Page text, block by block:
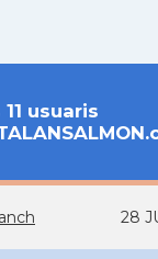
usuaris
28